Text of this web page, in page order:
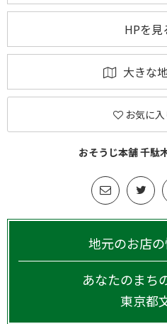
HPを見
大きな
お気に
おそうじ本舗 千駄
地元のお店の
あなたのまち
東京都